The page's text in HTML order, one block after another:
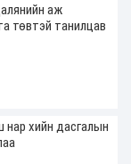
аж
төвтэй танилцав
хийн дасгалын